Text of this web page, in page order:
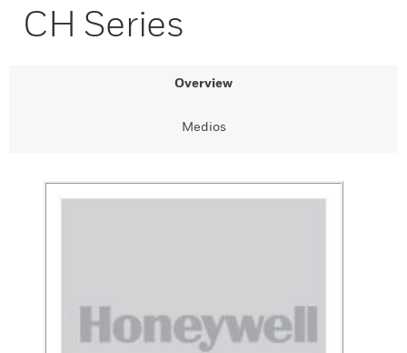
CH Series
Overview
Medios